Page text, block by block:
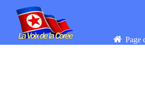
Page